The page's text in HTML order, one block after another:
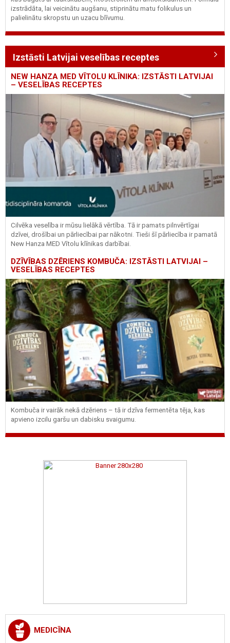
izstrādāta, lai veicinātu augšanu, stiprinātu matu folikulus un
palielinātu skropstu un uzacu blīvumu.
Izstāsti Latvijai veselības receptes
NEW HANZA MED VĪTOLU KLĪNIKA: IZSTĀSTI LATVIJAI
– VESELĪBAS RECEPTES
Cilvēka veselība ir mūsu lielākā vērtība. Tā ir pamats pilnvērtīgai
dzīvei, drošībai un pārliecībai par nākotni. Tieši šī pārliecība ir pamatā
New Hanza MED Vītolu klīnikas darbībai.
DZĪVĪBAS DZĒRIENS KOMBUČA: IZSTĀSTI LATVIJAI –
VESELĪBAS RECEPTES
Kombuča ir vairāk nekā dzēriens – tā ir dzīva fermentēta tēja, kas
apvieno izcilu garšu un dabisku svaigumu.
MEDICĪNA